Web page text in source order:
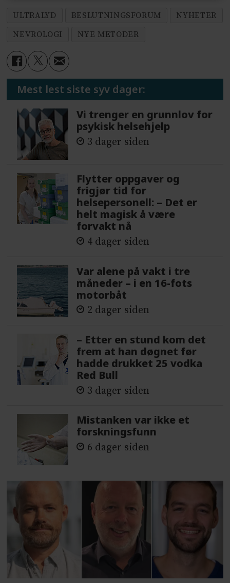
ULTRALYD BESLUTNINGSFORUM
NYHETER
NEVROLOGI
NYE METODER
Mest lest siste syv dager:
Vi trenger en grunnlov for
psykisk helsehjelp
3 dager siden
Flytter oppgaver og
frigjør tid for
helsepersonell: – Det er
helt magisk å være
forvakt nå
4 dager siden
Var alene på vakt i tre
måneder – i en 16-fots
motorbåt
2 dager siden
– Etter en stund kom det
frem at han døgnet før
hadde drukket 25 vodka
Red Bull
3 dager siden
Mistanken var ikke et
forskningsfunn
6 dager siden